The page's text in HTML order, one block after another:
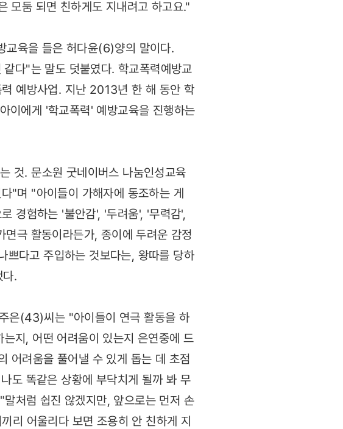
모둠 되면 친하게도 지내려고 하고요."
교육을 들은 허다윤(6)양의 말이다.
다"는 말도 덧붙였다. 학교폭력예방교
예방사업. 지난 2013년 한 해 동안 학
에게 '학교폭력' 예방교육을 진행하는
것. 문소원 굿네이버스 나눔인성교육
"며 "아이들이 가해자에 동조하는 게
경험하는 '불안감', '두려움', '무력감',
극 활동이라든가, 종이에 두려운 감정
쁘다고 주입하는 것보다는, 왕따를 당하
다.
은(43)씨는 "아이들이 연극 활동을 하
지, 어떤 어려움이 있는지 은연중에 드
어려움을 풀어낼 수 있게 돕는 데 초점
도 똑같은 상황에 부닥치게 될까 봐 무
처럼 쉽진 않겠지만, 앞으로는 먼저 손
리 어울리다 보면 조용히 안 친하게 지